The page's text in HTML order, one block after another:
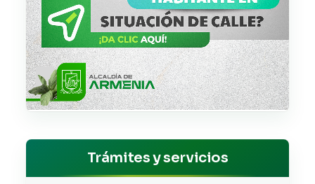
Trámites y servicios